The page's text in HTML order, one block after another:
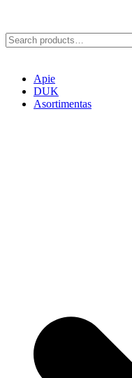
for:
Apie
DUK
Asortimentas